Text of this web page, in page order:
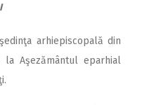
arhiepiscopală din
Aşezământul eparhial